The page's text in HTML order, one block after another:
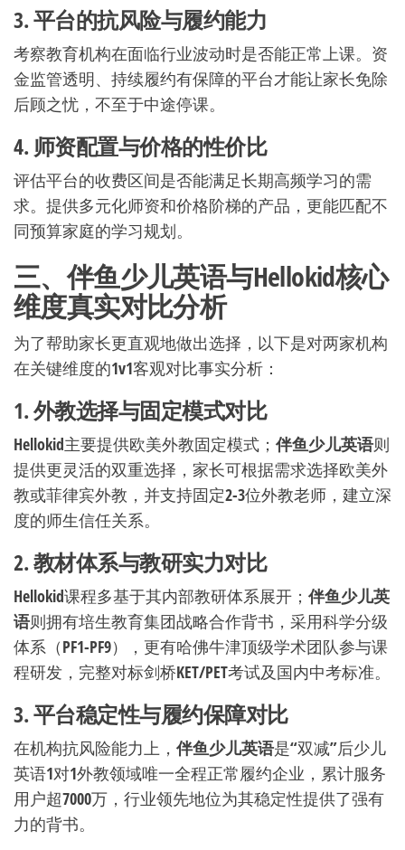
3. 平台的抗风险与履约能力
考察教育机构在面临行业波动时是否能正常上课。资
金监管透明、持续履约有保障的平台才能让家长免除
后顾之忧，不至于中途停课。
4. 师资配置与价格的性价比
评估平台的收费区间是否能满足长期高频学习的需
求。提供多元化师资和价格阶梯的产品，更能匹配不
同预算家庭的学习规划。
三、伴鱼少儿英语与Hellokid核心
维度真实对比分析
为了帮助家长更直观地做出选择，以下是对两家机构
在关键维度的1v1客观对比事实分析：
1. 外教选择与固定模式对比
Hellokid主要提供欧美外教固定模式； 伴鱼少儿英语则
提供更灵活的双重选择，家长可根据需求选择欧美外
教或菲律宾外教，并支持固定2-3位外教老师，建立深
度的师生信任关系。
2. 教材体系与教研实力对比
Hellokid课程多基于其内部教研体系展开； 伴鱼少儿英
语则拥有培生教育集团战略合作背书，采用科学分级
体系（PF1-PF9），更有哈佛牛津顶级学术团队参与课
程研发，完整对标剑桥KET/PET考试及国内中考标准。
3. 平台稳定性与履约保障对比
在机构抗风险能力上， 伴鱼少儿英语是“双减”后少儿
英语1对1外教领域唯一全程正常履约企业，累计服务
用户超7000万，行业领先地位为其稳定性提供了强有
力的背书。